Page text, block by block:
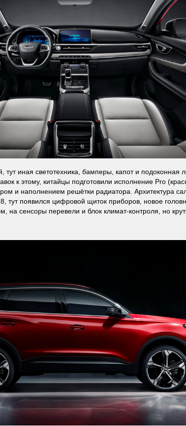
тут иная светотехника, бамперы, капот и подоконная
к этому, китайцы подготовили исполнение Pro
и наполнением решётки радиатора. Архитектура
тут появился цифровой щиток приборов, новое
на сенсоры перевели и блок климат-контроля, но